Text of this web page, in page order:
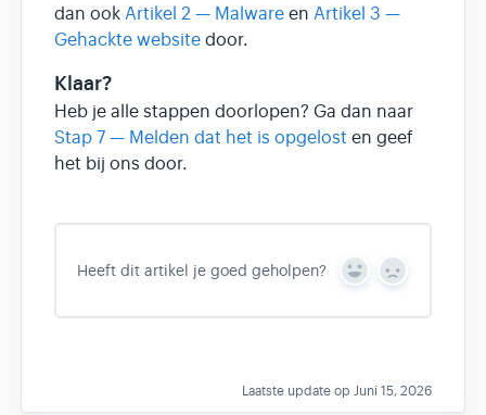
dan ook Artikel 2 — Malware en Artikel 3 —
Gehackte website door.
Klaar?
Heb je alle stappen doorlopen? Ga dan naar
Stap 7 — Melden dat het is opgelost en geef
het bij ons door.
Heeft dit artikel je goed geholpen?
Y
s
N
Laatste update op Juni 15, 2026